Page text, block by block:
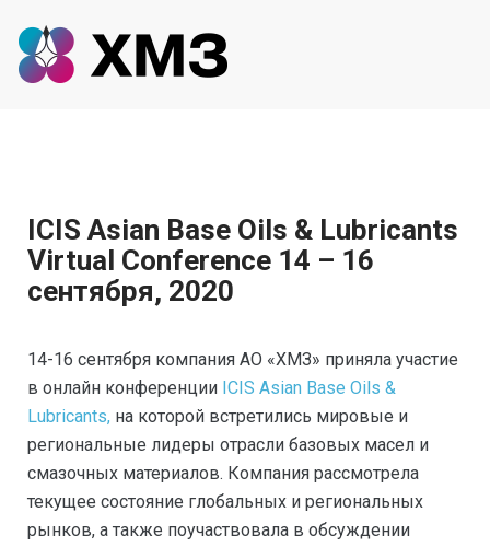
ICIS Asian Base Oils & Lubricants
Virtual Conference 14 – 16
сентября, 2020
14-16 сентября компания АО «ХМЗ» приняла участие
в онлайн конференции ICIS Asian Base Oils &
Lubricants, на которой встретились мировые и
региональные лидеры отрасли базовых масел и
смазочных материалов. Компания рассмотрела
текущее состояние глобальных и региональных
рынков, а также поучаствовала в обсуждении